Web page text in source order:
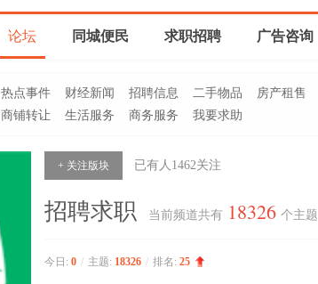
论坛 同城便民 求职招聘 广告咨询
热点事件 财经新闻 招聘信息 二手物品
房产租售
商铺转让 生活服务 商务服务 我要求助
+ 关注版块 已有人 1462关注
招聘求职 当前频道共有 18326 个主题
今日: 0 / 主题: 18326 / 排名: 25